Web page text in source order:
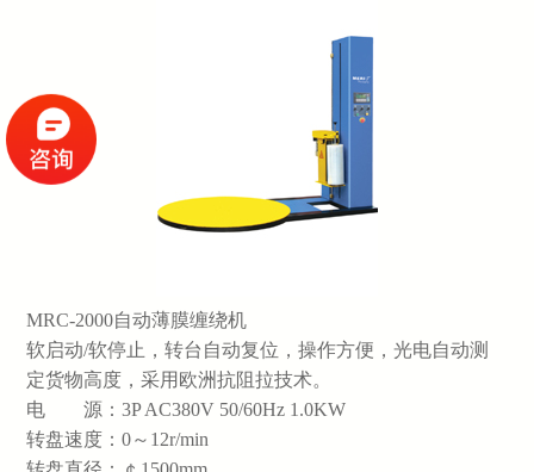
MRC-2000自动薄膜缠绕机
软启动/软停止，转台自动复位，操作方便，光电自动测
定货物高度，采用欧洲抗阻拉技术。
电 源：3P AC380V 50/60Hz 1.0KW
转盘速度：0～12r/min